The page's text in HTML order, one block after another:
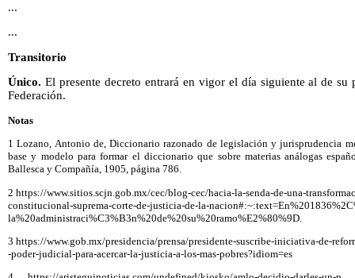
...
...
Transitorio
Único. El presente decreto entrará en vigor el día siguiente al de
Federación.
Notas
1 Lozano, Antonio de, Diccionario razonado de legislación y jurisprudencia
base y modelo para formar el diccionario que sobre materias análogas
Ballesca y Compañía, 1905, página 786.
2 https://www.sitios.scjn.gob.mx/cec/blog-cec/hacia-la-senda-de-una-
constitucional-suprema-corte-de-justicia-de-la-
la%20administraci%C3%B3n%20de%20su%20ramo%E2%80%9D.
3 https://www.gob.mx/presidencia/prensa/presidente-suscribe-iniciativa-de-
-poder-judicial-para-acercar-la-justicia-a-los-mas-pobres?idiom=es